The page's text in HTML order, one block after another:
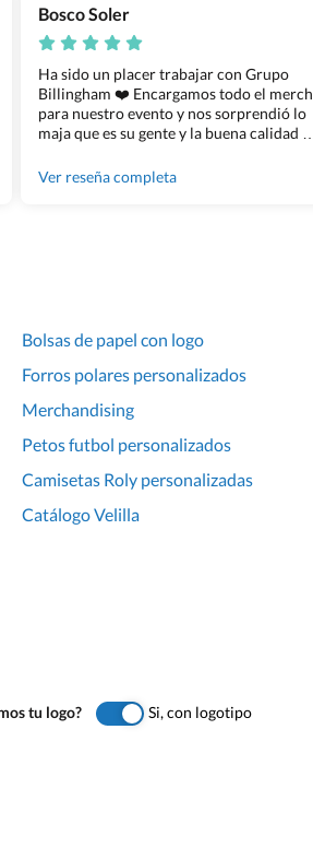
Bosco Soler
Ha sido un placer trabajar con Grupo
Billingham ❤️ Encargamos todo el merch
para nuestro evento y nos sorprendió lo
maja que es su gente y la buena calidad de
100% recomendado!!
Ver reseña completa
Bolsas de papel con logo
Forros polares personalizados
Merchandising
Petos futbol personalizados
Camisetas Roly personalizadas
Catálogo Velilla
tu logo? Si, con logotipo